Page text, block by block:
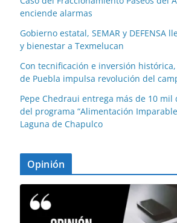
enciende alarmas
Gobierno estatal, SEMAR y DEFENSA
y bienestar a Texmelucan
Con tecnificación e inversión
de Puebla impulsa revolución del
Pepe Chedraui entrega más de 10 mil
del programa “Alimentación
Laguna de Chapulco
Opinión